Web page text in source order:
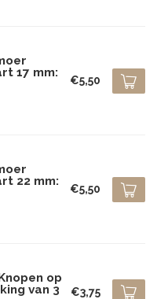
17 mm:
€5,50
22 mm:
€5,50
op
van 3
€3,75